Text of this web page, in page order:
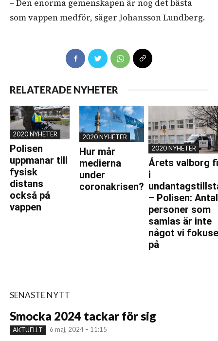
– Den enorma gemenskapen är nog det bästa
som vappen medför, säger Johansson Lundberg.
RELATERADE NYHETER
2020 NYHETER
Polisen
uppmanar till
fysisk
distans
också på
vappen
2020 NYHETER
Hur mår
medierna
under
coronakrisen?
2020 NYHETER
Årets valborg
i
– Polisen:
personer som
samlas är inte
något vi
på
SENASTE NYTT
Smocka 2024 tackar för sig
AKTUELLT 6 maj, 2024 – 11:15